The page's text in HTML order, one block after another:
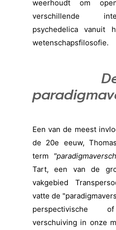
weerhoudt om
verschillende
psychedelica vanuit
wetenschapsfilosofie.
Een van de meest
de 20e eeuw,
term
Tart, een van de
vakgebied
vatte de
perspectivische
verschuiving in onze